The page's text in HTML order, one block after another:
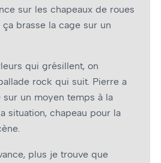
sur les chapeaux de roues
brasse la cage sur un
qui grésillent, on
rock qui suit. Pierre a
sur un moyen temps à la
situation, chapeau pour la
plus je trouve que